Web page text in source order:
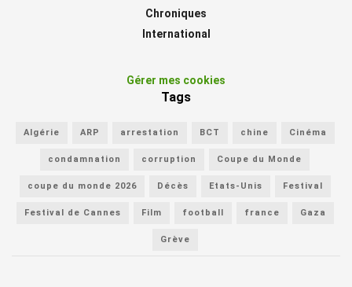
Chroniques
International
Gérer mes cookies
Tags
Algérie ARP arrestation BCT chine Cinéma
condamnation corruption Coupe du Monde
coupe du monde 2026 Décès Etats-Unis Festival
Festival de Cannes Film football france Gaza
Grève